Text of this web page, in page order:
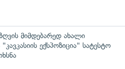
მიმდებარედ ახალი
ექსპოზიცია" სატესტო